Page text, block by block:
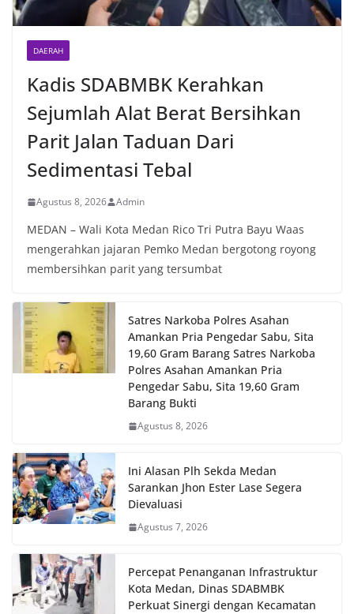
DAERAH
Kadis SDABMBK Kerahkan
Sejumlah Alat Berat Bersihkan
Parit Jalan Taduan Dari
Sedimentasi Tebal
Agustus 8, 2026 Admin
MEDAN – Wali Kota Medan Rico Tri Putra Bayu Waas
mengerahkan jajaran Pemko Medan bergotong royong
membersihkan parit yang tersumbat
Satres Narkoba Polres Asahan
Amankan Pria Pengedar Sabu, Sita
19,60 Gram Barang Satres Narkoba
Polres Asahan Amankan Pria
Pengedar Sabu, Sita 19,60 Gram
Barang Bukti
Agustus 8, 2026
Ini Alasan Plh Sekda Medan
Sarankan Jhon Ester Lase Segera
Dievaluasi
Agustus 7, 2026
Percepat Penanganan Infrastruktur
Kota Medan, Dinas SDABMBK
Perkuat Sinergi dengan Kecamatan